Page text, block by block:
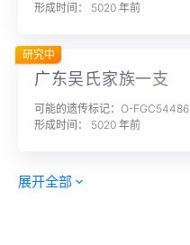
形成时间： 5020 年前
广东吴氏家族一支
可能的遗传标记：O-FGC54486
形成时间： 5020 年前
研究中
展开全部